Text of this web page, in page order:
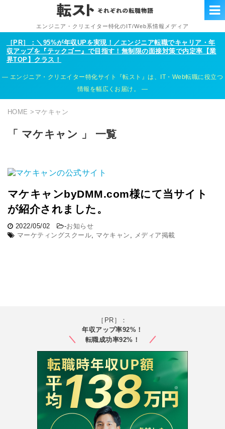
エンジニア・クリエイター特化のIT/Web系情報メディア
［PR］：＼95%が年収UPを実現！／エンジニア転職でキャリア・年
収アップを『テックゴー』で目指す！無制限の面接対策で内定率【業
界TOP】クラス！
エンジニア・クリエイター特化サイト『転スト』は、IT・Web転職に役立つ
情報を幅広くお届け。
HOME > マケキャン
「 マケキャン 」 一覧
マケキャンbyDMM.com様にて当サイト
が紹介されました。
2022/05/02 -お知らせ
マーケティングスクール, マケキャン , メディア掲載
［PR］：
年収アップ率92%！
転職成功率92%！